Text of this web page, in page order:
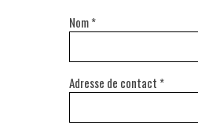
Nom*
Adresse de contact *